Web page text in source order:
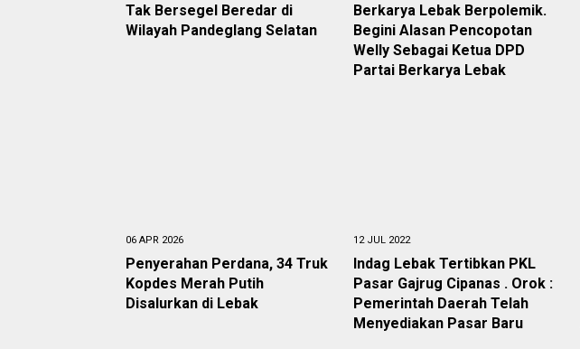
Tak Bersegel Beredar di
Wilayah Pandeglang Selatan
Berkarya Lebak Berpolemik.
Begini Alasan Pencopotan
Welly Sebagai Ketua DPD
Partai Berkarya Lebak
06 APR 2026
Penyerahan Perdana, 34 Truk
Kopdes Merah Putih
Disalurkan di Lebak
12 JUL 2022
Indag Lebak Tertibkan PKL
Pasar Gajrug Cipanas . Orok :
Pemerintah Daerah Telah
Menyediakan Pasar Baru